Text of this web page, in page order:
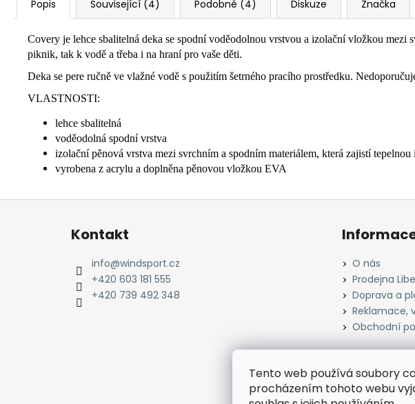
Tento web používá soubory
procházením tohoto webu
Popis Související (4) Podobné (4) Diskuze Značka
Covery je lehce sbalitelná deka se spodní voděodolnou vrstvou a izolační vložkou
piknik, tak k vodě a třeba i na hraní pro vaše děti.
Deka se pere ručně ve vlažné vodě s použitím šetrného pracího prostředku.
VLASTNOSTI:
lehce sbalitelná
voděodolná spodní vrstva
izolační pěnová vrstva mezi svrchním a spodním materiálem, která zajistí
vyrobena z acrylu a doplněna pěnovou vložkou EVA
Z
Kontakt
info@windsport.cz
+420 603 181 555
+420 739 492 348
O nás
Prodejna
Doprava a
Reklamace,
Obchodní
Instagram